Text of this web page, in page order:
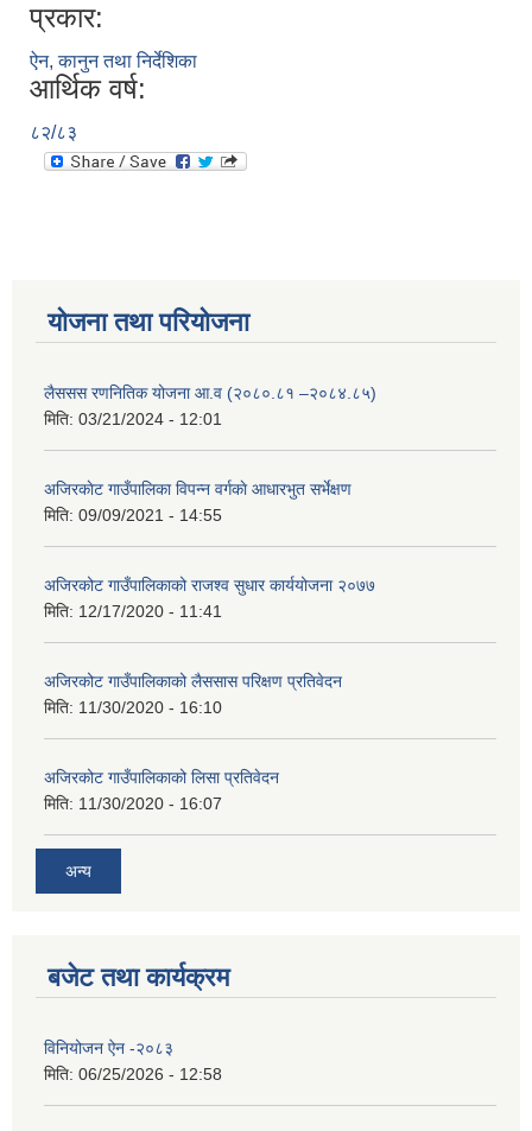
प्रकार:
ऐन, कानुन तथा निर्देशिका
आर्थिक वर्ष:
८२/८३
योजना तथा परियोजना
लैससस रणनितिक योजना आ.व (२०८०.८१ –२०८४.८५)
मिति: 03/21/2024 - 12:01
अजिरकाेट गाउँपालिका विपन्न वर्गकाे आधारभुत सर्भेक्षण
मिति: 09/09/2021 - 14:55
अजिरकोट गाउँपालिकाको राजश्व सुधार कार्ययोजना २०७७
मिति: 12/17/2020 - 11:41
अजिरकोट गाउँपालिकाको लैससास परिक्षण प्रतिवेदन
मिति: 11/30/2020 - 16:10
अजिरकोट गाउँपालिकाको लिसा प्रतिवेदन
मिति: 11/30/2020 - 16:07
अन्य
बजेट तथा कार्यक्रम
विनियोजन ऐन -२०८३
मिति: 06/25/2026 - 12:58